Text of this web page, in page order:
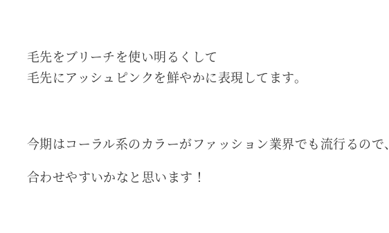
毛先をブリーチを使い明るくして
毛先にアッシュピンクを鮮やかに表現してます。
今期はコーラル系のカラーがファッション業界でも流行るので、
合わせやすいかなと思います！